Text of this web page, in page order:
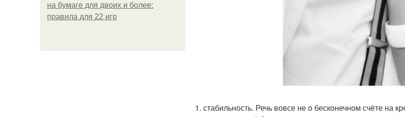
на бумаге для двоих и более:
правила для 22 игр
1. стабильность. Речь вовсе не о бесконечном счёте на